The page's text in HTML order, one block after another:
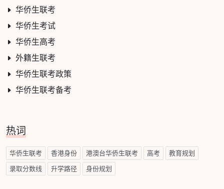
华侨生联考
华侨生考试
华侨生高考
外籍生联考
华侨生联考政策
华侨生联考备考
热词
华侨生联考 香港身份 港澳台华侨生联考 高考 教育规划
录取分数线 升学路径 身份规划